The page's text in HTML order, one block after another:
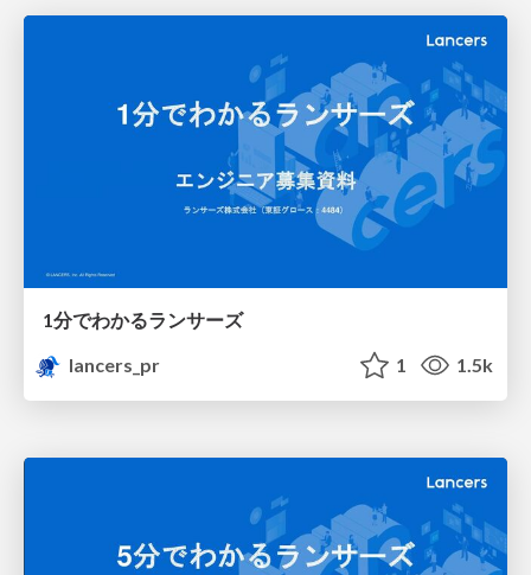
1分でわかるランサーズ
lancers_pr
1 1.5k